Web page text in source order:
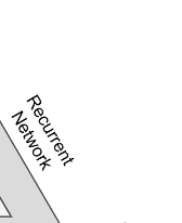
linear attention accel
inference accelera
는 Lightning Attention
의 아키텍쳐를 기반으